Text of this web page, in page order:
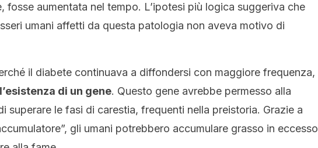
fosse aumentata nel tempo. L’ipotesi più logica suggeriva che
umani affetti da questa patologia non aveva motivo di
il diabete continuava a diffondersi con maggiore frequenza,
di un gene. Questo gene avrebbe permesso alla
superare le fasi di carestia, frequenti nella preistoria. Grazie a
gli umani potrebbero accumulare grasso in eccesso